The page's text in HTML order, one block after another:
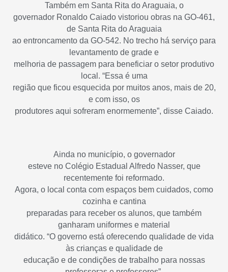
Também em Santa Rita do Araguaia, o
governador Ronaldo Caiado vistoriou obras na GO-461,
de Santa Rita do Araguaia
ao entroncamento da GO-542. No trecho há serviço para
levantamento de grade e
melhoria de passagem para beneficiar o setor produtivo
local. “Essa é uma
região que ficou esquecida por muitos anos, mais de 20,
e com isso, os
produtores aqui sofreram enormemente”, disse Caiado.
Ainda no município, o governador
esteve no Colégio Estadual Alfredo Nasser, que
recentemente foi reformado.
Agora, o local conta com espaços bem cuidados, como
cozinha e cantina
preparadas para receber os alunos, que também
ganharam uniformes e material
didático. “O governo está oferecendo qualidade de vida
às crianças e qualidade de
educação e de condições de trabalho para nossas